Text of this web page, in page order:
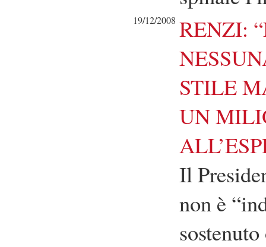
19/12/2008 RENZI:
STILE
UN
Il
non è